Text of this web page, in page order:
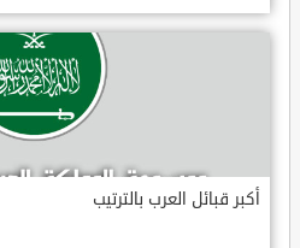
أكبر قبائل العرب بالترتيب